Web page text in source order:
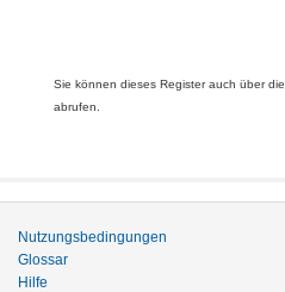
Sie können dieses Register auch über die
abrufen.
Nutzungsbedingungen
Glossar
Hilfe